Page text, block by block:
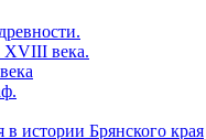
XVIII века.
истории Брянского края